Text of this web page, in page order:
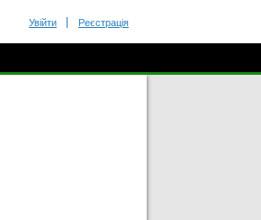
Увійти Реєстрація